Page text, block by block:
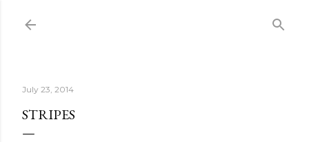
July 23, 2014
STRIPES